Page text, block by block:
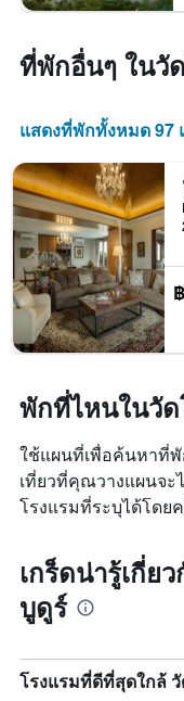
ที่พักอื่นๆ ในวั
แสดงที่พักทั้งหมด 97
พักที่ไหนในวั
ใช้แผนที่เพื่อค้นหาที่
เที่ยวที่คุณวางแผนจะ
โรงแรมที่ระบุได้โด
เกร็ดน่ารู้เกี่ย
บูดูร์
โรงแรมที่ดีที่สุดใกล้